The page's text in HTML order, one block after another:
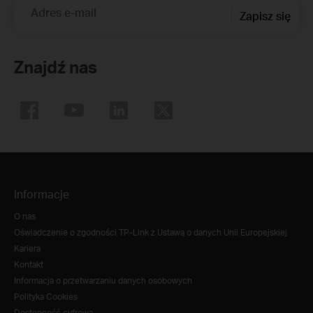
Adres e-mail Zapisz się
Znajdź nas
Informacje
O nas
Oświadczenie o zgodności TP-Link z Ustawą o danych Unii Europejskiej
Kariera
Kontakt
Informacja o przetwarzaniu danych osobowych
Polityka Cookies